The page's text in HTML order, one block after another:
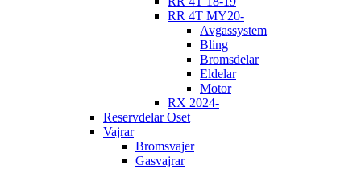
RR 4T MY20-
Avgassystem
Bling
Bromsdelar
Eldelar
Motor
RX 2024-
Reservdelar Oset
Vajrar
Bromsvajer
Gasvajrar